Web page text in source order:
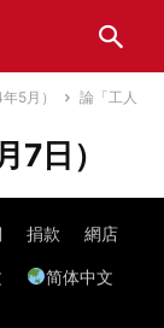
5月）
論「工人
日）
捐款 網店
简体中文